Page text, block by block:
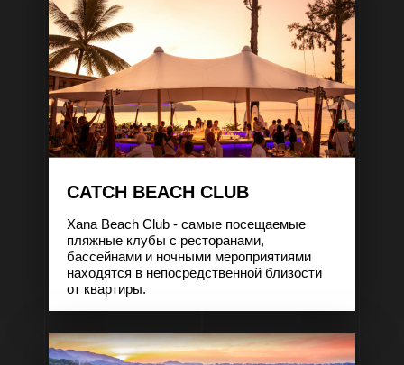
CATCH BEACH CLUB
Xana Beach Club - самые посещаемые
пляжные клубы с ресторанами,
бассейнами и ночными мероприятиями
находятся в непосредственной близости
от квартиры.